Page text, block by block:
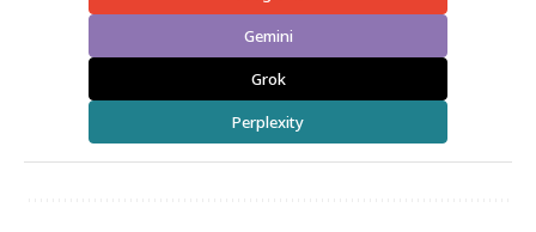
Gemini
Grok
Perplexity